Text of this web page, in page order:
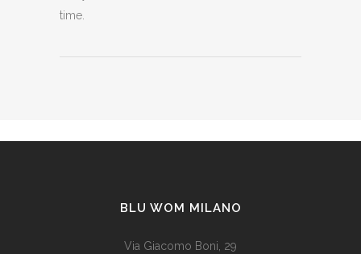
time.
BLU WOM MILANO
Via Giacomo Boni, 29